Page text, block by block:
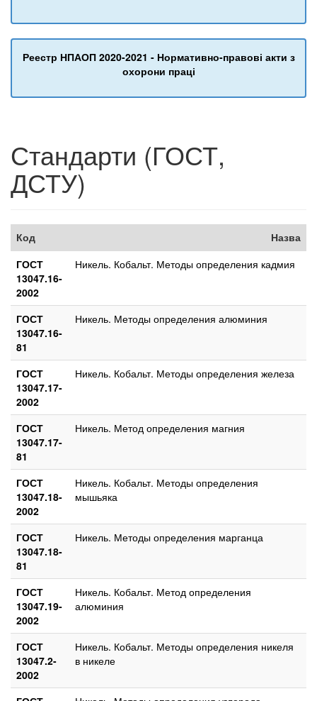
Реестр НПАОП 2020-2021 - Нормативно-правові акти з
охорони праці
Стандарти (ГОСТ,
ДСТУ)
Код
Назва
ГОСТ
13047.16-
2002
Никель. Кобальт. Методы определения кадмия
ГОСТ
13047.16-
81
Никель. Методы определения алюминия
ГОСТ
13047.17-
2002
Никель. Кобальт. Методы определения железа
ГОСТ
13047.17-
81
Никель. Метод определения магния
ГОСТ
13047.18-
2002
Никель. Кобальт. Методы определения
мышьяка
ГОСТ
13047.18-
81
Никель. Методы определения марганца
ГОСТ
13047.19-
2002
Никель. Кобальт. Метод определения
алюминия
ГОСТ
13047.2-
2002
Никель. Кобальт. Методы определения никеля
в никеле